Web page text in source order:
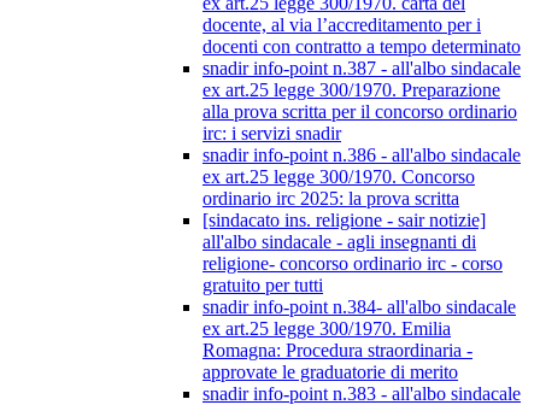
docente, al via l’accreditamento per i
docenti con contratto a tempo determinato
snadir info-point n.387 - all'albo sindacale
ex art.25 legge 300/1970. Preparazione
alla prova scritta per il concorso ordinario
irc: i servizi snadir
snadir info-point n.386 - all'albo sindacale
ex art.25 legge 300/1970. Concorso
ordinario irc 2025: la prova scritta
[sindacato ins. religione - sair notizie]
all'albo sindacale - agli insegnanti di
religione- concorso ordinario irc - corso
gratuito per tutti
snadir info-point n.384- all'albo sindacale
ex art.25 legge 300/1970. Emilia
Romagna: Procedura straordinaria -
approvate le graduatorie di merito
snadir info-point n.383 - all'albo sindacale